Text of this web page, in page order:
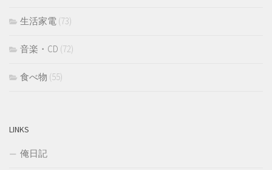
生活家電 (73)
音楽・CD (72)
食べ物 (55)
LINKS
俺日記